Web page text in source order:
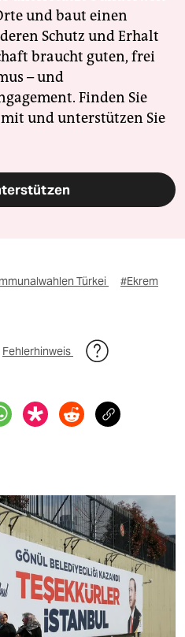
und baut einen
Schutz und Erhalt
braucht guten, frei
– und
Finden Sie
mit und unterstützen Sie
Türkei
#Ekrem
Fehlerhinweis